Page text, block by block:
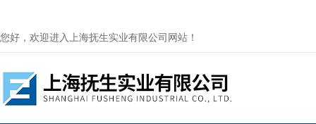
您好，欢迎进入上海抚生实业有限公司网站！